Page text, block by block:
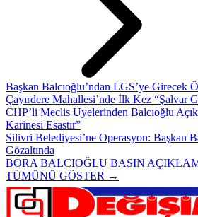
Başkan Balcıoğlu’ndan LGS’ye Girecek
Çayırdere Mahallesi’nde İlk Kez “Şalvar
CHP’li Meclis Üyelerinden Balcıoğlu
Karinesi Esastır”
Silivri Belediyesi’ne Operasyon: Başkan
Gözaltında
BORA BALCIOĞLU BASIN
TÜMÜNÜ GÖSTER →